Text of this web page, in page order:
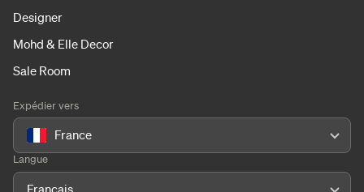
Designer
Mohd & Elle Decor
Sale Room
Expédier vers
France
Langue
Français